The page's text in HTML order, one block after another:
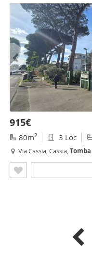
915€
80m2 3 Loc
Via Cassia, Cassia,Tomba